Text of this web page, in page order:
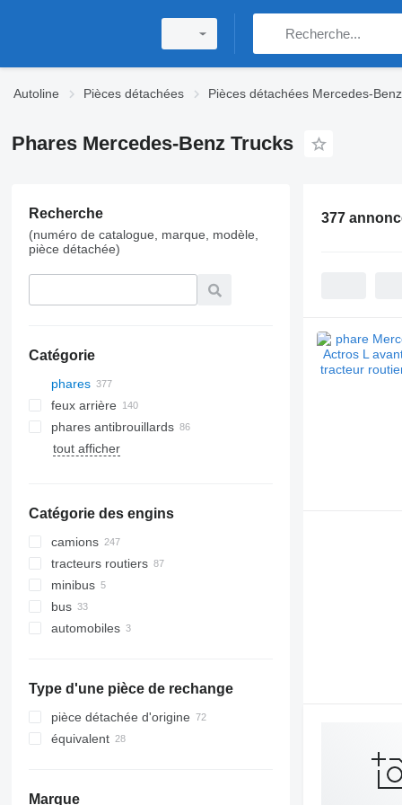
Autoline Pièces détachées Pièces détachées Mercedes-
Phares Mercedes-Benz Trucks
Recherche
(numéro de catalogue, marque, modèle,
pièce détachée)
Catégorie
phares
feux arrière
phares antibrouillards
tout afficher
Catégorie des engins
camions
tracteurs routiers
minibus
bus
automobiles
Type d'une pièce de rechange
pièce détachée d'origine
équivalent
Marque
377